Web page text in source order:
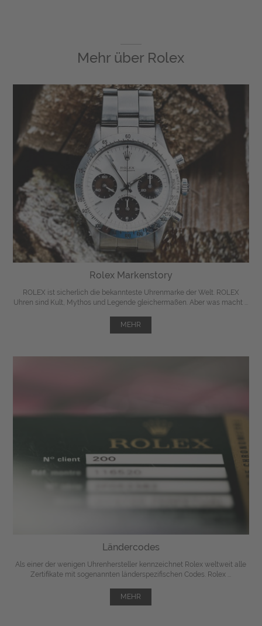
Mehr über Rolex
Rolex Markenstory
ROLEX ist sicherlich die bekannteste Uhrenmarke der Welt. ROLEX
Uhren sind Kult, Mythos und Legende gleichermaßen. Aber was macht ...
MEHR
Ländercodes
Als einer der wenigen Uhrenhersteller kennzeichnet Rolex weltweit alle
Zertifikate mit sogenannten länderspezifischen Codes. Rolex ...
MEHR